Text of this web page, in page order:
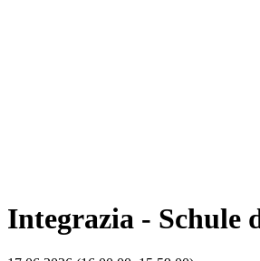
Integrazia - Schule